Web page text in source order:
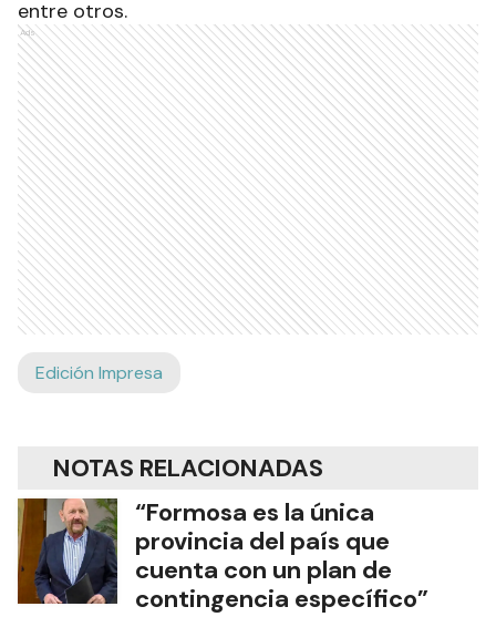
entre otros.
Ads
Edición Impresa
NOTAS RELACIONADAS
“Formosa es la única
provincia del país que
cuenta con un plan de
contingencia específico”